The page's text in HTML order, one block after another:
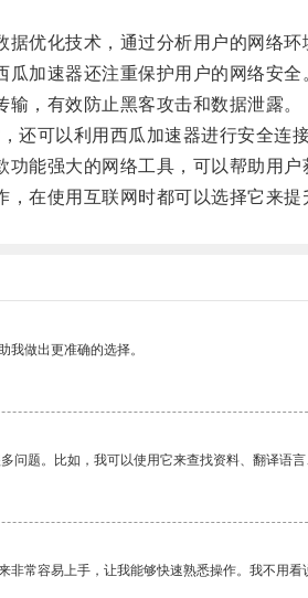
化技术，通过分析用户的网络环
加速器还注重保护用户的网络安全
，有效防止黑客攻击和数据泄露。
可以利用西瓜加速器进行安全连接
强大的网络工具，可以帮助用户
在使用互联网时都可以选择它来提
我做出更准确的选择。
问题。比如，我可以使用它来查找资料、翻译语言
非常容易上手，让我能够快速熟悉操作。我不用看